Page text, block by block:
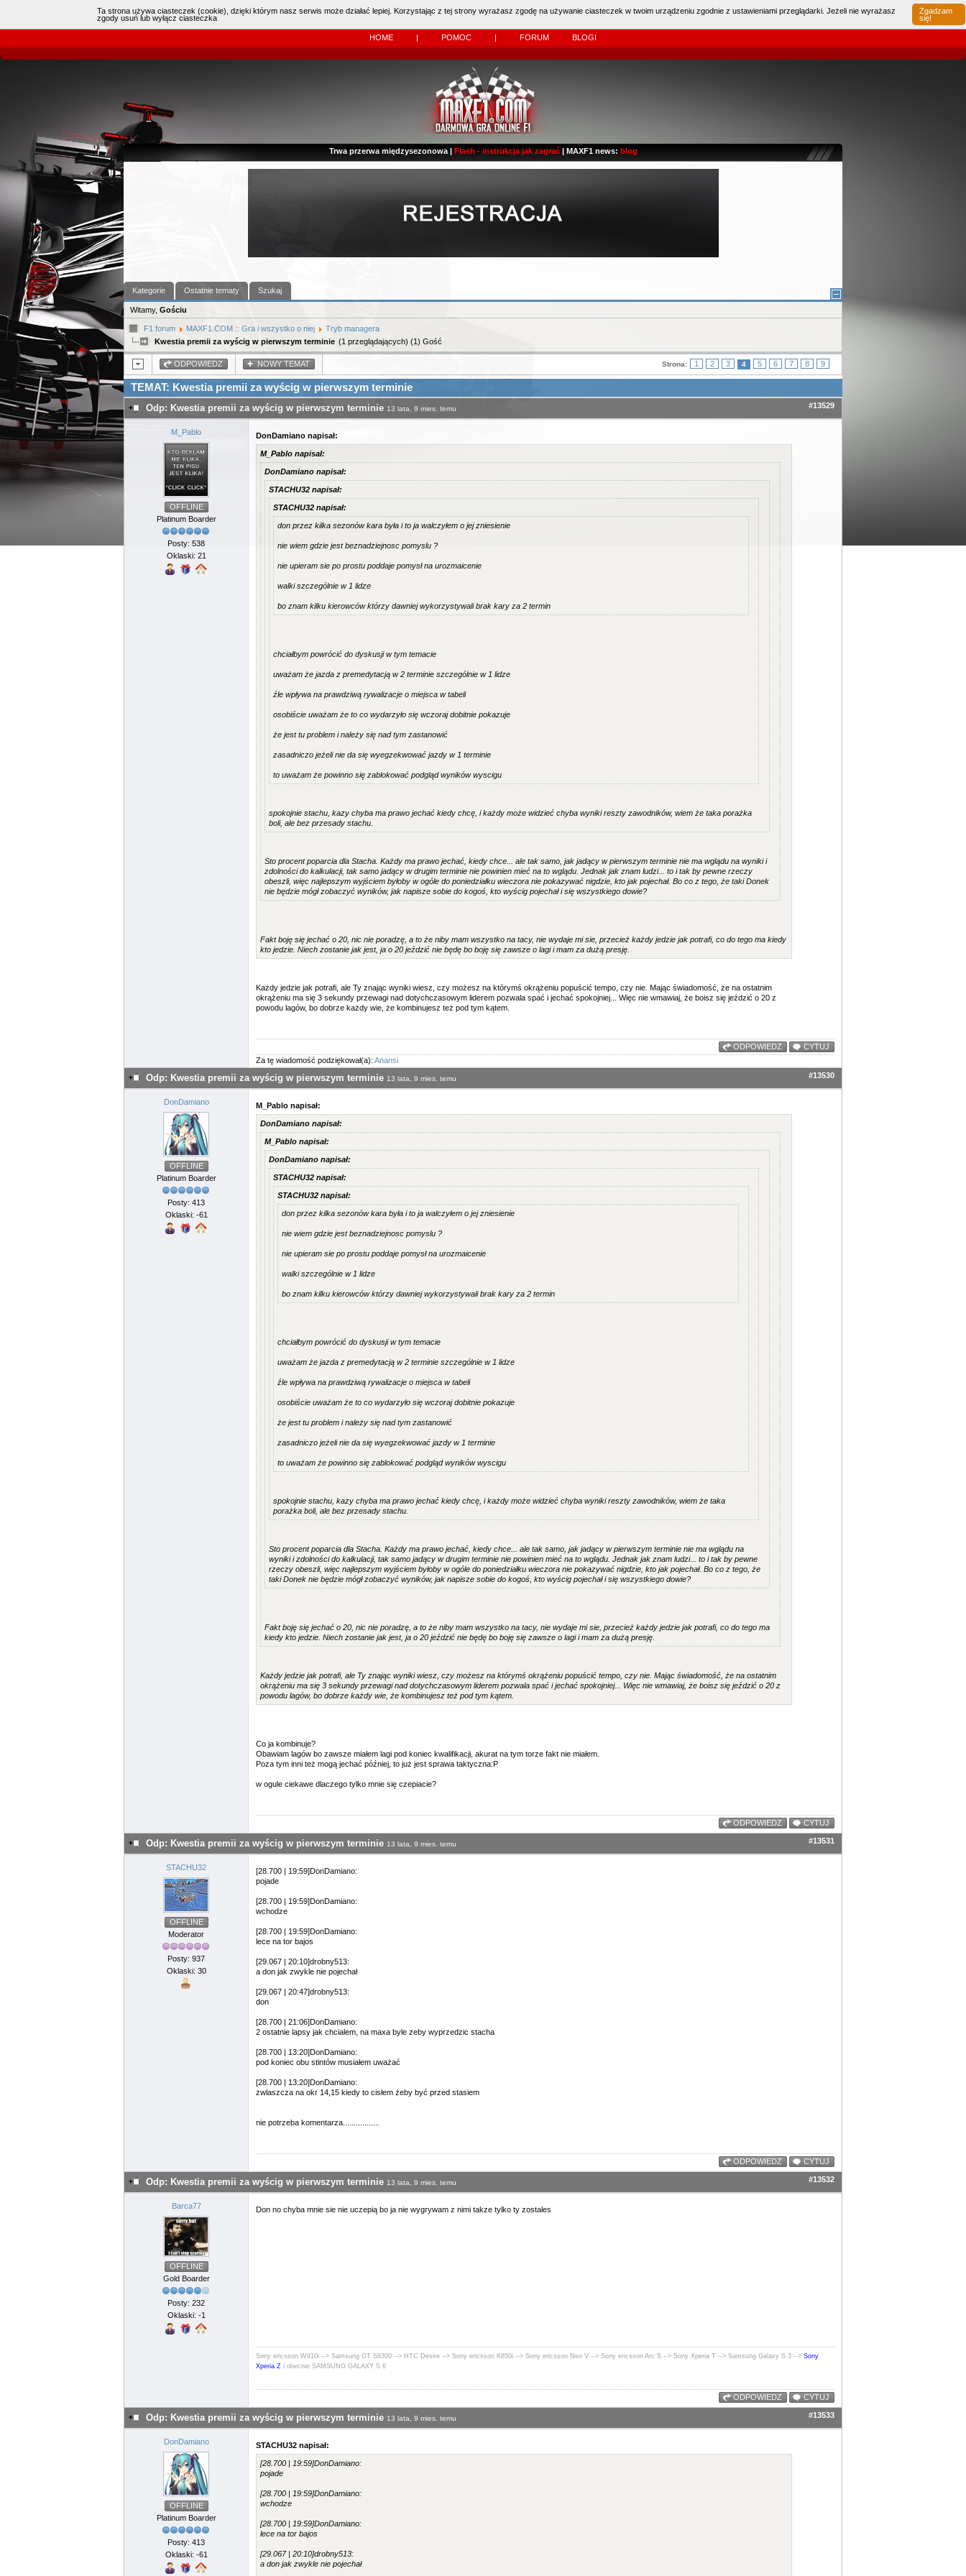
Pamiętaj mnie Haslo |
| Kierowcy:11483dzisiaj: (0)
Online:
HOME | POMOC | FORUM BLOGI
Trwa przerwa międzysezonowa | Flash - instrukcja jak zagrać| MAXF1 news: blog
Kategorie Ostatnie tematy Szukaj
Witamy, Gościu
F1 forum MAXF1.COM :: Gra i wszystko o niej
Tryb managera
Kwestia premii za wyścig w pierwszym terminie (1 przeglądających) (1) Gość
ODPOWIEDZ NOWY TEMAT Strona: 1 2 3 4 5 6 7 8 9
TEMAT: Kwestia premii za wyścig w pierwszym terminie
Odp: Kwestia premii za wyścig w pierwszym terminie 13 lata, 9 mies. temu #13529
M_Pablo
OFFLINE
Platinum Boarder
Posty: 538
Oklaski: 21
DonDamiano napisał:
M_Pablo napisał:
DonDamiano napisał:
STACHU32 napisał:
STACHU32 napisał:
don przez kilka sezonów kara była i to ja walczyłem o jej zniesienie
nie wiem gdzie jest beznadziejnosc pomyslu ?
nie upieram sie po prostu poddaje pomysł na urozmaicenie
walki szczególnie w 1 lidze
bo znam kilku kierowców którzy dawniej wykorzystywali brak kary za 2 termin
chciałbym powrócić do dyskusji w tym temacie
uważam że jazda z premedytacją w 2 terminie szczególnie w 1 lidze
źle wpływa na prawdziwą rywalizacje o miejsca w tabeli
osobiście uważam że to co wydarzyło się wczoraj dobitnie pokazuje
że jest tu problem i należy się nad tym zastanowić
zasadniczo jeżeli nie da się wyegzekwować jazdy w 1 terminie
to uważam że powinno się zablokować podgląd wyników wyscigu
spokojnie stachu, kazy chyba ma prawo jechać kiedy chcę, i każdy może widzieć chyba wyniki reszty zawodników, wiem że taka porażka
boli, ale bez przesady stachu.
Sto procent poparcia dla Stacha. Każdy ma prawo jechać, kiedy chce... ale tak samo, jak jadący w pierwszym terminie nie ma wglądu na wyniki i
zdolności do kalkulacji, tak samo jadący w drugim terminie nie powinien mieć na to wglądu. Jednak jak znam ludzi... to i tak by pewne rzeczy
obeszli, więc najlepszym wyjściem byłoby w ogóle do poniedziałku wieczora nie pokazywać nigdzie, kto jak pojechał. Bo co z tego, że taki Donek
nie będzie mógł zobaczyć wyników, jak napisze sobie do kogoś, kto wyścig pojechał i się wszystkiego dowie?
Fakt boję się jechać o 20, nic nie poradzę, a to że niby mam wszystko na tacy, nie wydaje mi sie, przecież każdy jedzie jak potrafi, co do tego ma kiedy
kto jedzie. Niech zostanie jak jest, ja o 20 jeździć nie będę bo boję się zawsze o lagi i mam za dużą presję.
Każdy jedzie jak potrafi, ale Ty znając wyniki wiesz, czy możesz na którymś okrążeniu popuścić tempo, czy nie. Mając świadomość, że na ostatnim
okrążeniu ma się 3 sekundy przewagi nad dotychczasowym liderem pozwala spać i jechać spokojniej... Więc nie wmawiaj, że boisz się jeździć o 20 z
powodu lagów, bo dobrze każdy wie, że kombinujesz też pod tym kątem.
ODPOWIEDZ
CYTUJ
Za tę wiadomość podziękował(a): Anansi
Odp: Kwestia premii za wyścig w pierwszym terminie 13 lata, 9 mies. temu #13530
DonDamiano
OFFLINE
Platinum Boarder
Posty: 413
Oklaski: -61
M_Pablo napisał:
DonDamiano napisał:
M_Pablo napisał:
DonDamiano napisał:
STACHU32 napisał:
STACHU32 napisał:
don przez kilka sezonów kara była i to ja walczyłem o jej zniesienie
nie wiem gdzie jest beznadziejnosc pomyslu ?
nie upieram sie po prostu poddaje pomysł na urozmaicenie
walki szczególnie w 1 lidze
bo znam kilku kierowców którzy dawniej wykorzystywali brak kary za 2 termin
chciałbym powrócić do dyskusji w tym temacie
uważam że jazda z premedytacją w 2 terminie szczególnie w 1 lidze
źle wpływa na prawdziwą rywalizacje o miejsca w tabeli
osobiście uważam że to co wydarzyło się wczoraj dobitnie pokazuje
że jest tu problem i należy się nad tym zastanowić
zasadniczo jeżeli nie da się wyegzekwować jazdy w 1 terminie
to uważam że powinno się zablokować podgląd wyników wyscigu
spokojnie stachu, kazy chyba ma prawo jechać kiedy chcę, i każdy może widzieć chyba wyniki reszty zawodników, wiem że taka
porażka boli, ale bez przesady stachu.
Sto procent poparcia dla Stacha. Każdy ma prawo jechać, kiedy chce... ale tak samo, jak jadący w pierwszym terminie nie ma wglądu na
wyniki i zdolności do kalkulacji, tak samo jadący w drugim terminie nie powinien mieć na to wglądu. Jednak jak znam ludzi... to i tak by pewne
rzeczy obeszli, więc najlepszym wyjściem byłoby w ogóle do poniedziałku wieczora nie pokazywać nigdzie, kto jak pojechał. Bo co z tego, że
taki Donek nie będzie mógł zobaczyć wyników, jak napisze sobie do kogoś, kto wyścig pojechał i się wszystkiego dowie?
Fakt boję się jechać o 20, nic nie poradzę, a to że niby mam wszystko na tacy, nie wydaje mi sie, przecież każdy jedzie jak potrafi, co do tego ma
kiedy kto jedzie. Niech zostanie jak jest, ja o 20 jeździć nie będę bo boję się zawsze o lagi i mam za dużą presję.
Każdy jedzie jak potrafi, ale Ty znając wyniki wiesz, czy możesz na którymś okrążeniu popuścić tempo, czy nie. Mając świadomość, że na ostatnim
okrążeniu ma się 3 sekundy przewagi nad dotychczasowym liderem pozwala spać i jechać spokojniej... Więc nie wmawiaj, że boisz się jeździć o 20 z
powodu lagów, bo dobrze każdy wie, że kombinujesz też pod tym kątem.
Co ja kombinuje?
Obawiam lagów bo zawsze miałem lagi pod koniec kwalifikacji, akurat na tym torze fakt nie miałem.
Poza tym inni też mogą jechać później, to już jest sprawa taktyczna:P
w ogule ciekawe dlaczego tylko mnie się czepiacie?
ODPOWIEDZ CYTUJ
Odp: Kwestia premii za wyścig w pierwszym terminie 13 lata, 9 mies. temu #13531
STACHU32
OFFLINE
Moderator
Posty: 937
Oklaski: 30
[28.700 | 19:59]DonDamiano:
pojade
[28.700 | 19:59]DonDamiano:
wchodze
[28.700 | 19:59]DonDamiano:
lece na tor bajos
[29.067 | 20:10]drobny513:
a don jak zwykle nie pojechał
[29.067 | 20:47]drobny513:
don
[28.700 | 21:06]DonDamiano:
2 ostatnie lapsy jak chcialem, na maxa byle zeby wyprzedzic stacha
[28.700 | 13:20]DonDamiano:
pod koniec obu stintów musiałem uważać
[28.700 | 13:20]DonDamiano:
zwlaszcza na okr 14,15 kiedy to cisłem żeby być przed stasiem
nie potrzeba komentarza.................
ODPOWIEDZ CYTUJ
Odp: Kwestia premii za wyścig w pierwszym terminie 13 lata, 9 mies. temu #13532
Barca77
OFFLINE
Gold Boarder
Posty: 232
Oklaski: -1
Don no chyba mnie sie nie uczepią bo ja nie wygrywam z nimi takze tylko ty zostales
Sony ericsson W910i --> Samsung GT S8300 --> HTC Desire --> Sony ericsson K850i --> Sony ericsson Neo V --> Sony ericsson Arc S --> Sony Xperia T --> Samsung Galaxy S 3 --> Sony
Xperia Z i obecnie SAMSUNG GALAXY S 6
ODPOWIEDZ CYTUJ
Odp: Kwestia premii za wyścig w pierwszym terminie 13 lata, 9 mies. temu #13533
DonDamiano
OFFLINE
Platinum Boarder
Posty: 413
Oklaski: -61
STACHU32 napisał:
[28.700 | 19:59]DonDamiano:
pojade
[28.700 | 19:59]DonDamiano:
wchodze
[28.700 | 19:59]DonDamiano:
lece na tor bajos
[29.067 | 20:10]drobny513:
a don jak zwykle nie pojechał
Ta strona używa ciasteczek (cookie), dzięki którym nasz serwis może działać lepiej. Korzystając z tej strony wyrażasz zgodę na używanie ciasteczek w twoim urządzeniu zgodnie z ustawieniami przeglądarki. Jeżeli nie wyrażasz
zgody usuń lub wyłącz ciasteczka
Zgadzam
się!